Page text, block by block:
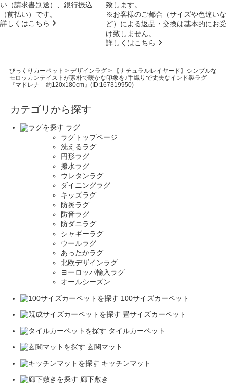
い（請求書別送）、銀行振込
（前払い）です。
詳しくはこちら
致します。
※お客様のご都合（サイズや色違いな
ど）による返品・交換は基本的にお受
け致しません。
詳しくはこちら
びっくりカーペット > デザインラグ>
【ナチュラルレイヤード】シンプルな
モロッカンテイストが素朴で暖かな印象を♪手織りで丈夫なインド製ラグ
『マドレナ 約120x180cm』(ID:167319950)
カテゴリから探す
ラグ
ラグトップページ
洗えるラグ
円形ラグ
撥水ラグ
ウレタンラグ
ダイニングラグ
キッズラグ
防炎ラグ
防音ラグ
防ダニラグ
シャギーラグ
ウールラグ
あったかラグ
北欧デザインラグ
ヨーロッパ輸入ラグ
オールシーズン
100サイズカーペット
畳サイズカーペット
タイルカーペット
玄関マット
キッチンマット
廊下敷き